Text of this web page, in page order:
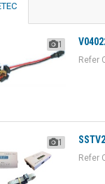
1
Refer
1
Refer